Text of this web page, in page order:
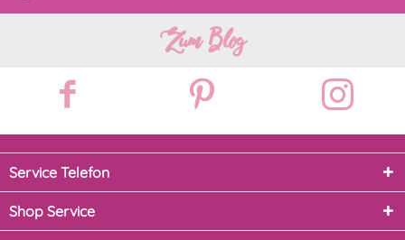
Zum Blog
Service Telefon
Shop Service